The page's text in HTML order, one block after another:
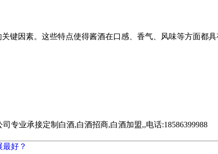
键因素。这些特点使得酱酒在口感、香气、风味等方面都
专业承接定制白酒,白酒招商,白酒加盟,,电话:18586399988
好？